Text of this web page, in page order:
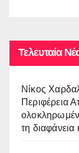
Τελευταία
Νίκος
Περιφέρεια
τη διαφάνεια